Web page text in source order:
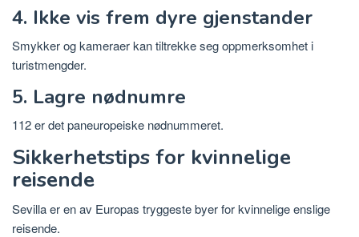
4. Ikke vis frem dyre gjenstander
Smykker og kameraer kan tiltrekke seg oppmerksomhet i
turistmengder.
5. Lagre nødnumre
112 er det paneuropeiske nødnummeret.
Sikkerhetstips for kvinnelige
reisende
Sevilla er en av Europas tryggeste byer for kvinnelige enslige
reisende.